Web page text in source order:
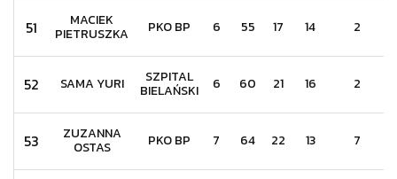
51 MACIEK
PIETRUSZKA PKO BP 6 55 17 14 2
52 SAMA YURI SZPITAL
BIELAŃSKI 6 60 21 16 2
53 ZUZANNA
OSTAS PKO BP 7 64 22 13 7